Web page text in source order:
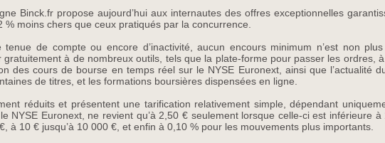
Binck.fr propose aujourd’hui aux internautes des offres exceptionnelles
moins chers que ceux pratiqués par la concurrence.
de compte ou encore d’inactivité, aucun encours minimum n’est non
gratuitement à de nombreux outils, tels que la plate-forme pour passer les ordres,
des cours de bourse en temps réel sur le NYSE Euronext, ainsi que l’actualité
de titres, et les formations boursières dispensées en ligne.
réduits et présentent une tarification relativement simple, dépendant
NYSE Euronext, ne revient qu’à 2,50 € seulement lorsque celle-ci est inférieure à
à 10 € jusqu’à 10 000 €, et enfin à 0,10 % pour les mouvements plus importants.